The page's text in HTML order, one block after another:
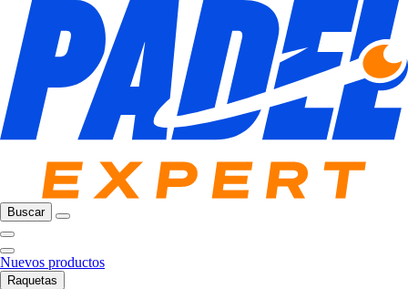
Buscar
Nuevos productos
Raquetas